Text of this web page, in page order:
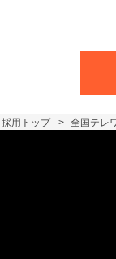
採用トップ 全国テレ